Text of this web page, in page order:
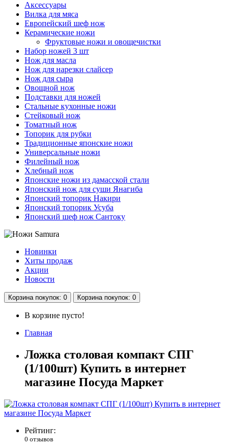
Аксессуары
Вилка для мяса
Европейский шеф нож
Керамические ножи
Фруктовые ножи и овощечистки
Набор ножей 3 шт
Нож для масла
Нож для нарезки слайсер
Нож для сыра
Овощной нож
Подставки для ножей
Стальные кухонные ножи
Стейковый нож
Томатный нож
Топорик для рубки
Традиционные японские ножи
Универсальные ножи
Филейный нож
Хлебный нож
Японские ножи из дамасской стали
Японский нож для суши Янагиба
Японский топорик Накири
Японский топорик Усуба
Японский шеф нож Сантоку
Новинки
Хиты продаж
Акции
Новости
Корзинапокупок: 0 Корзинапокупок: 0
В корзине пусто!
Главная
Ложка столовая компакт СПГ
(1/100шт) Купить в интернет
магазине Посуда Маркет
Рейтинг:
0 отзывов